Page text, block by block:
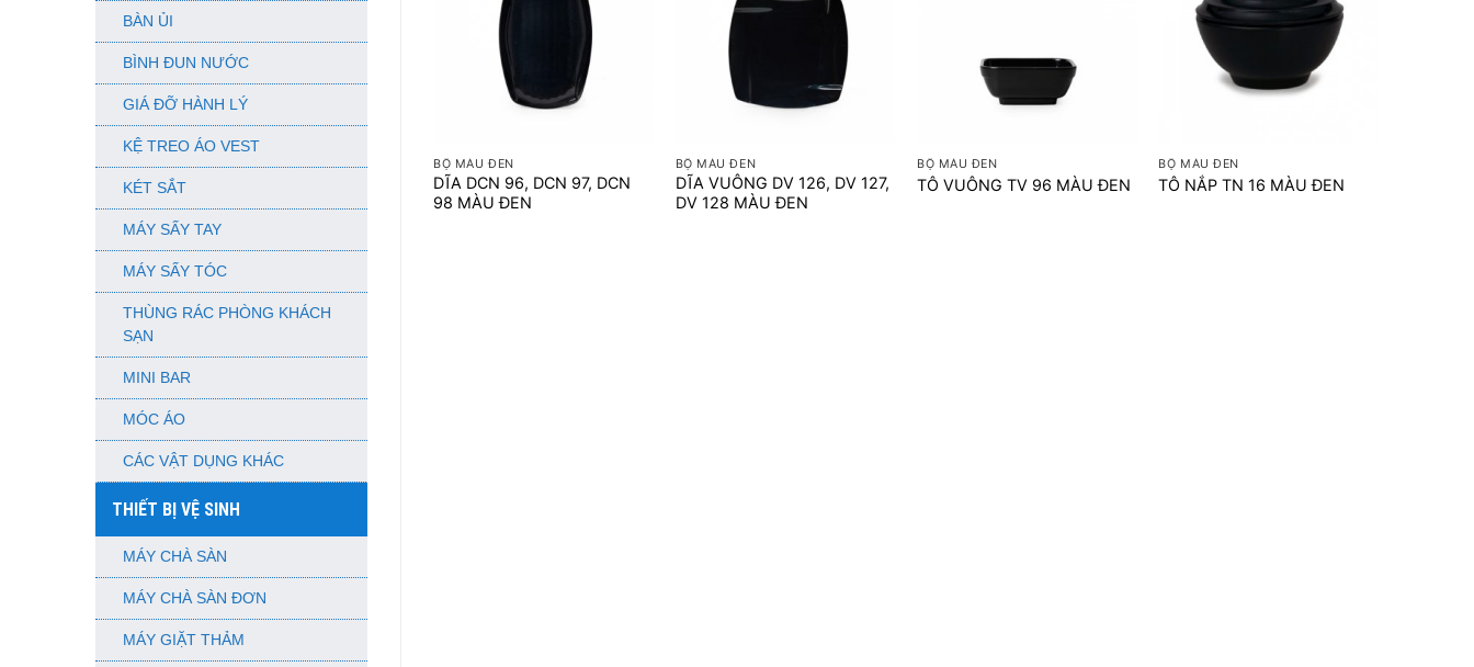
BÀN ỦI
BÌNH ĐUN NƯỚC
GIÁ ĐỠ HÀNH LÝ
KỆ TREO ÁO VEST
KÉT SẮT
MÁY SẤY TAY
MÁY SẤY TÓC
THÙNG RÁC PHÒNG KHÁCH
SẠN
MINI BAR
MÓC ÁO
CÁC VẬT DỤNG KHÁC
THIẾT BỊ VỆ SINH
MÁY CHÀ SÀN
MÁY CHÀ SÀN ĐƠN
MÁY GIẶT THẢM
BỘ MÀU ĐEN
DĨA DCN 96, DCN 97, DCN
98 MÀU ĐEN
BỘ MÀU ĐEN
DĨA VUÔNG DV 126, DV 127,
DV 128 MÀU ĐEN
BỘ MÀU ĐEN
TÔ VUÔNG TV 96 MÀU ĐEN
BỘ MÀU ĐEN
TÔ NẮP TN 16 MÀU ĐEN